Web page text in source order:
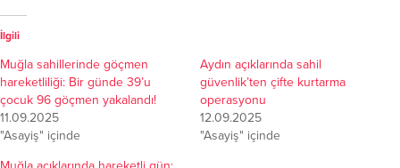
İlgili
Muğla sahillerinde göçmen
hareketliliği: Bir günde 39’u
çocuk 96 göçmen yakalandı!
11.09.2025
"Asayiş" içinde
Aydın açıklarında sahil
güvenlik’ten çifte kurtarma
operasyonu
12.09.2025
"Asayiş" içinde